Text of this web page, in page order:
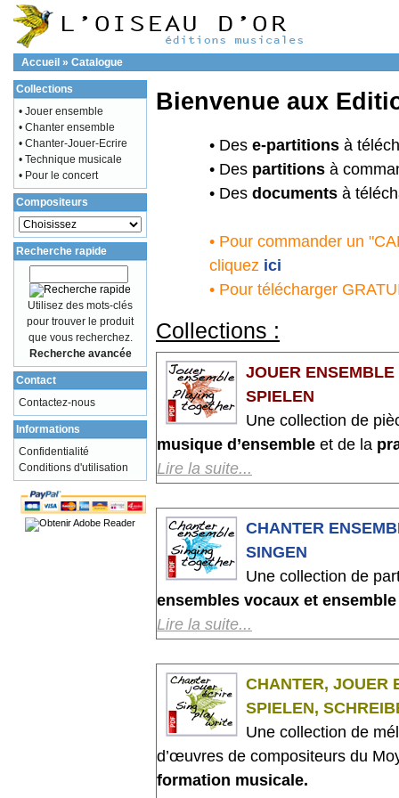
Accueil » Catalogue
Bienvenue aux
• Des e-partitions à
• Des partitions à
• Des documents à
• Pour commander un
cliquez ici
• Pour télécharger
Collections :
JOUER ENSEMBLE
SPIELEN
Une collection de
musique d’ensemble et de la
Lire la suite...
écoles de musique ainsi que
plusieurs.
Des grands compositeurs :
Schubert, Schumann,
Des formations variées :
et quatuors pour flûtes,
orchestre et en musique
difficulté.
Les pièces sont proposées
téléchargement comprenant la
CHANTER
SINGEN
Une collection de
ensembles vocaux et
Lire la suite...
chanteurs désireux de joindre
de musique de chambre.
Des styles et niveaux variés :
chants traditionnels, canons…
Des pièces nouvelles :
Des formations diversifiées : 4
CHANTER, JOUER
SPIELEN,
Une collection de
d’œuvres de compositeurs du
formation musicale.
Collections
• Jouer ensemble
• Chanter ensemble
• Chanter-Jouer-Ecrire
• Technique musicale
• Pour le concert
Compositeurs
Recherche rapide
Utilisez des mots-clés
pour trouver le produit
que vous recherchez.
Recherche avancée
Contact
Contactez-nous
Informations
Confidentialité
Conditions d'utilisation